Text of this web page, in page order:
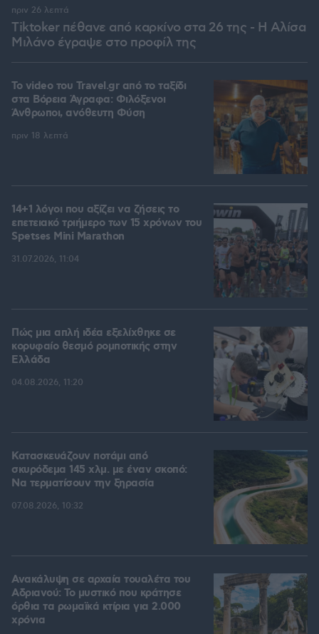
Tiktoker πέθανε από καρκίνο στα 26 της - Η Αλίσα
Μιλάνο έγραψε στο προφίλ της
πριν 26 λεπτά
To video του Travel.gr από το ταξίδι
στα Βόρεια Άγραφα: Φιλόξενοι
Άνθρωποι, ανόθευτη Φύση
πριν 18 λεπτά
14+1 λόγοι που αξίζει να ζήσεις το
επετειακό τριήμερο των 15 χρόνων του
Spetses Mini Marathon
31.07.2026, 11:04
Πώς μια απλή ιδέα εξελίχθηκε σε
κορυφαίο θεσμό ρομποτικής στην
Ελλάδα
04.08.2026, 11:20
Κατασκευάζουν ποτάμι από
σκυρόδεμα 145 χλμ. με έναν σκοπό:
Να τερματίσουν την ξηρασία
07.08.2026, 10:32
Ανακάλυψη σε αρχαία τουαλέτα του
Αδριανού: Το μυστικό που κράτησε
όρθια τα ρωμαϊκά κτίρια για 2.000
χρόνια